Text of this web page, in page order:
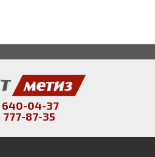
640-04-37
87-35